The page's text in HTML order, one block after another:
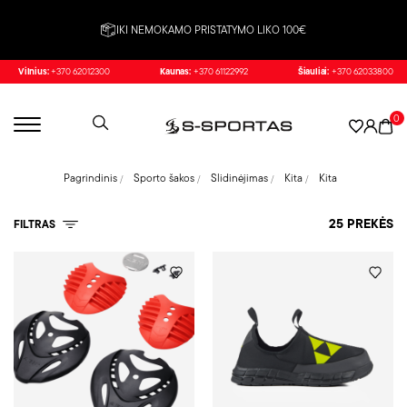
IKI NEMOKAMO PRISTATYMO LIKO 100€
Vilnius: +370 62012300 Kaunas: +370 61122992 Šiauliai: +370 62033800
0
FILTRAS
Pagrindinis Sporto šakos Slidinėjimas Kita Kita
25 PREKĖS